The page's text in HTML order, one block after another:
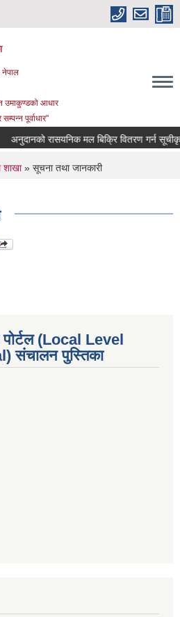
नेपाल
उमाकुण्डको आधार
पूर्वाधार"
रासयनिक मल बिक्रि वितरण गर्न सूचीकृत
शाखा» सूचना तथा जानकारी
(Local Level
संचालन पुस्तिका